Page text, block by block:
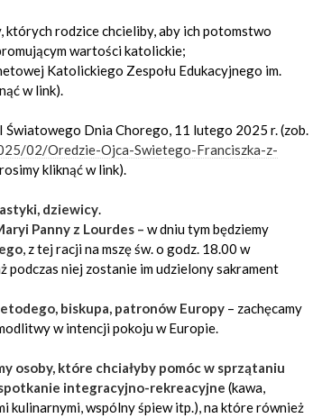
których rodzice chcieliby, aby ich potomstwo
wartości katolickie;
Katolickiego Zespołu Edukacyjnego im.
w link).
Dnia Chorego, 11 lutego 2025 r. (zob.
02/Oredzie-Ojca-Swietego-Franciszka-z-
kliknąć w link).
dziewicy.
Panny z Lourdes – w dniu tym będziemy
, z tej racji na mszę św. o godz. 18.00 w
podczas niej zostanie im udzielony sakrament
biskupa, patronów Europy – zachęcamy
w intencji pokoju w Europie.
osoby, które chciałyby pomóc w sprzątaniu
integracyjno-rekreacyjne (kawa,
kulinarnymi, wspólny śpiew itp.), na które również